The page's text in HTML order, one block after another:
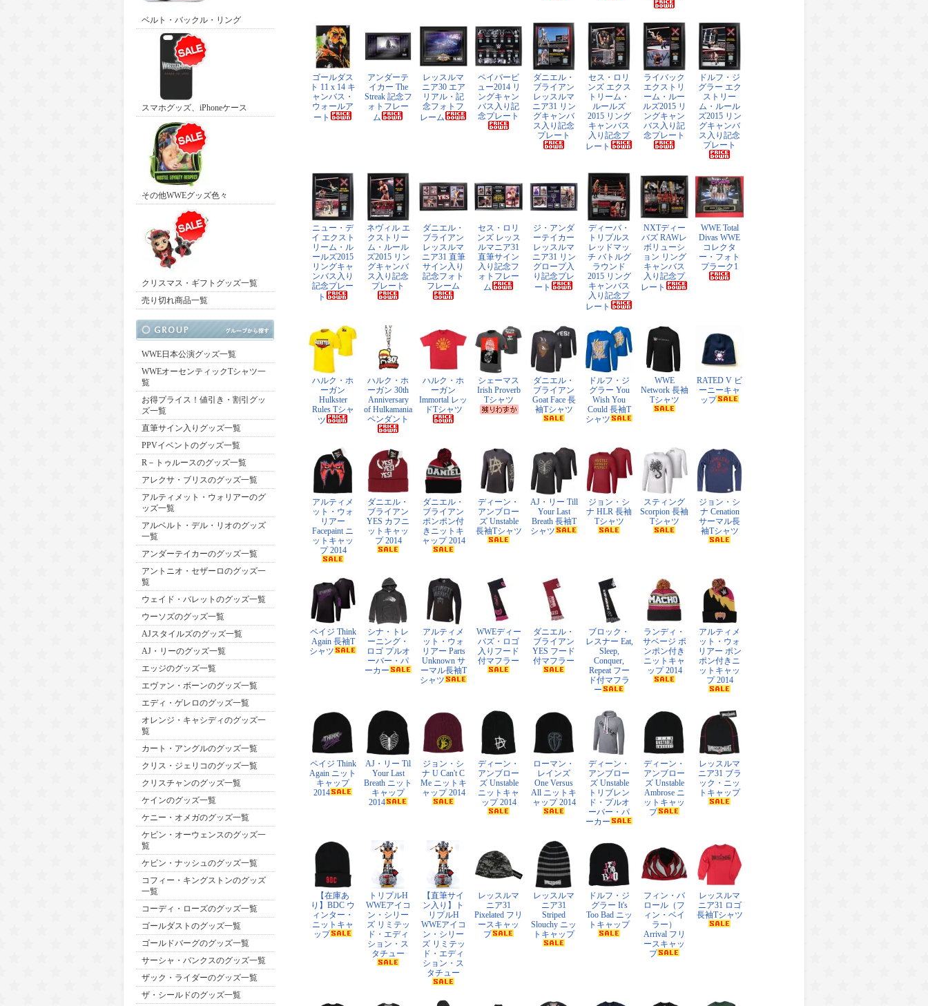
ベルト・バックル・リング
スマホグッズ、iPhoneケース
その他WWEグッズ色々
クリスマス・ギフトグッズ一覧
売り切れ商品一覧
WWE日本公演グッズ一覧
WWEオーセンティックTシャツ一
覧
お得プライス！値引き・割引グッ
ズ一覧
直筆サイン入りグッズ一覧
PPVイベントのグッズ一覧
R－トゥルースのグッズ一覧
アレクサ・ブリスのグッズ一覧
アルティメット・ウォリアーのグ
ッズ一覧
アルベルト・デル・リオのグッズ
一覧
アンダーテイカーのグッズ一覧
アントニオ・セザーロのグッズ一
覧
ウェイド・バレットのグッズ一覧
ウーソズのグッズ一覧
AJスタイルズのグッズ一覧
AJ・リーのグッズ一覧
エッジのグッズ一覧
エヴァン・ボーンのグッズ一覧
エディ・ゲレロのグッズ一覧
オレンジ・キャシディのグッズ一
覧
カート・アングルのグッズ一覧
クリス・ジェリコのグッズ一覧
クリスチャンのグッズ一覧
ケインのグッズ一覧
ケニー・オメガのグッズ一覧
ケビン・オーウェンスのグッズ一
覧
ケビン・ナッシュのグッズ一覧
コフィー・キングストンのグッズ
一覧
コーディ・ローズのグッズ一覧
ゴールダストのグッズ一覧
ゴールドバーグのグッズ一覧
サーシャ・バンクスのグッズ一覧
ザック・ライダーのグッズ一覧
ザ・シールドのグッズ一覧
ゴールダス
ト 11 x 14 キ
ャンバス・
ウォールア
ート
アンダーテ
イカー The
Streak 記念フ
ォトフレー
ム
レッスルマ
ニア30 エア
リアル・記
念フォトフ
レーム
ペイパービ
ュー2014 リ
ングキャン
バス入り記
念プレート
ダニエル・
ブライアン
レッスルマ
ニア31 リン
グキャンバ
ス入り記念
プレート
セス・ロリ
ンズ エクス
トリーム・
ルールズ
2015 リング
キャンバス
入り記念プ
レート
ライバック
エクストリ
ーム・ルー
ルズ2015 リ
ングキャン
バス入り記
念プレート
ドルフ・ジ
グラー エク
ストリー
ム・ルール
ズ2015 リン
グキャンバ
ス入り記念
プレート
ニュー・デ
イ エクスト
リーム・ル
ールズ2015
リングキャ
ンバス入り
記念プレー
ト
ネヴィル エ
クストリー
ム・ルール
ズ2015 リン
グキャンバ
ス入り記念
プレート
ダニエル・
ブライアン
レッスルマ
ニア31 直筆
サイン入り
記念フォト
フレーム
セス・ロリ
ンズ レッス
ルマニア31
直筆サイン
入り記念フ
ォトフレー
ム
ジ・アンダ
ーテイカー
レッスルマ
ニア31 リン
グロープ入
り記念プレ
ート
ディーバ・
トリプルス
レッドマッ
チ バトルグ
ラウンド
2015 リング
キャンバス
入り記念プ
レート
NXTディー
バズ RAWレ
ボリューシ
ョン リング
キャンバス
入り記念プ
レート
WWE Total
Divas WWE
コレクタ
ー・フォト
プラーク1
ハルク・ホ
ーガン
Hulkster
Rules Tシャ
ツ
ハルク・ホ
ーガン 30th
Anniversary
of Hulkamania
ペンダント
ハルク・ホ
ーガン
Immortal レッ
ドTシャツ
シェーマス
Irish Proverb
Tシャツ
ダニエル・
ブライアン
Goat Face 長
袖Tシャツ
ドルフ・ジ
グラー You
Wish You
Could 長袖T
シャツ
WWE
Network 長袖
Tシャツ
RATED V ビ
ーニーキャ
ップ
アルティメ
ット・ウォ
リアー
Facepaint ニ
ットキャッ
プ 2014
ダニエル・
ブライアン
YES カフニ
ットキャッ
プ 2014
ダニエル・
ブライアン
ポンポン付
きニットキ
ャップ 2014
ディーン・
アンブロー
ズ Unstable
長袖Tシャツ
AJ・リー Till
Your Last
Breath 長袖T
シャツ
ジョン・シ
ナ HLR 長袖
Tシャツ
スティング
Scorpion 長袖
Tシャツ
ジョン・シ
ナ Cenation
サーマル長
袖Tシャツ
ペイジ Think
Again 長袖T
シャツ
シナ・トレ
ーニング・
ロゴ プルオ
ーバー・パ
ーカー
アルティメ
ット・ウォ
リアー Parts
Unknown サ
ーマル長袖T
シャツ
WWEディー
バズ・ロゴ
入りフード
付マフラー
ダニエル・
ブライアン
YES フード
付マフラー
ブロック・
レスナー Eat,
Sleep,
Conquer,
Repeat フー
ド付マフラ
ー
ランディ・
サベージ ポ
ンポン付き
ニットキャ
ップ 2014
アルティメ
ット・ウォ
リアー ポン
ポン付きニ
ットキャッ
プ 2014
ペイジ Think
Again ニット
キャップ
2014
AJ・リー Til
Your Last
Breath ニット
キャップ
2014
ジョン・シ
ナ U Can't C
Me ニットキ
ャップ 2014
ディーン・
アンブロー
ズ Unstable
ニットキャ
ップ 2014
ローマン・
レインズ
One Versus
All ニットキ
ャップ 2014
ディーン・
アンブロー
ズ Unstable
トリブレン
ド・プルオ
ーバー・パ
ーカー
ディーン・
アンブロー
ズ Unstable
Ambrose ニ
ットキャッ
プ
レッスルマ
ニア31 ブラ
ック・ニッ
トキャップ
【在庫あ
り】BDC ウ
ィンター・
ニットキャ
ップ
トリプルH
WWEアイコ
ン・シリー
ズ リミテッ
ド・エディ
ション・ス
タチュー
【直筆サイ
ン入り】ト
リプルH
WWEアイコ
ン・シリー
ズ リミテッ
ド・エディ
ション・ス
タチュー
レッスルマ
ニア31
Pixelated フリ
ースキャッ
プ
レッスルマ
ニア31
Striped
Slouchy ニッ
トキャップ
ドルフ・ジ
グラー It's
Too Bad ニッ
トキャップ
フィン・バ
ロール（フ
ィン・ベイ
ラー）
Arrival フリ
ースキャッ
プ
レッスルマ
ニア31 ロゴ
長袖Tシャツ